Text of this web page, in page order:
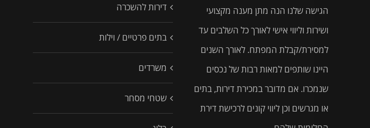
הגישה שלנו הנה מתן מענה מקצועי
ושירות וליווי אישי לאורך כל השלבים עד
למסירת/קבלת המפתח. לאורך השנים
היינו שותפים למאות רבות של נכסים
שנמכרו. אם מדובר במכירת דירות, בתים
או מגרשים וכן ליווי קונים לרכישת דירת
דירות להשכרה
בתים פרטיים / וילות
משרדים
שטחי מסחר